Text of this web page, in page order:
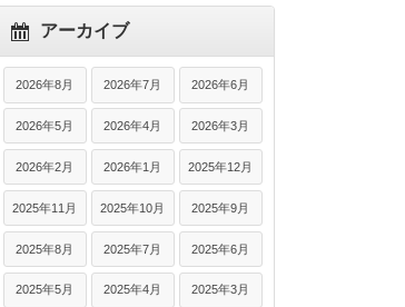
アーカイブ
2026年8月 2026年7月 2026年6月
2026年5月 2026年4月 2026年3月
2026年2月 2026年1月 2025年12月
2025年11月 2025年10月 2025年9月
2025年8月 2025年7月 2025年6月
2025年5月 2025年4月 2025年3月